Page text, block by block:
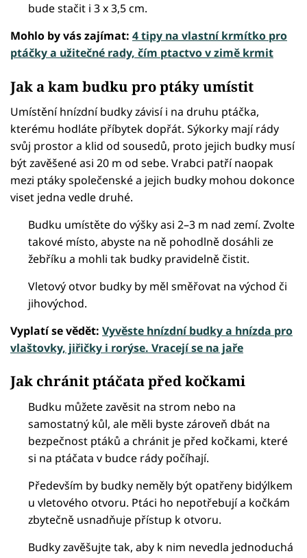
bude stačit i 3 x 3,5 cm.
Mohlo by vás zajímat: 4 tipy na vlastní krmítko pro
ptáčky a užitečné rady, čím ptactvo v zimě krmit
Jak a kam budku pro ptáky umístit
Umístění hnízdní budky závisí i na druhu ptáčka,
kterému hodláte příbytek dopřát. Sýkorky mají rády
svůj prostor a klid od sousedů, proto jejich budky musí
být zavěšené asi 20 m od sebe. Vrabci patří naopak
mezi ptáky společenské a jejich budky mohou dokonce
viset jedna vedle druhé.
Budku umístěte do výšky asi 2–3 m nad zemí. Zvolte
takové místo, abyste na ně pohodlně dosáhli ze
žebříku a mohli tak budky pravidelně čistit.
Vletový otvor budky by měl směřovat na východ či
jihovýchod.
Vyplatí se vědět: Vyvěste hnízdní budky a hnízda pro
vlaštovky, jiřičky i rorýse. Vracejí se na jaře
Jak chránit ptáčata před kočkami
Budku můžete zavěsit na strom nebo na
samostatný kůl, ale měli byste zároveň dbát na
bezpečnost ptáků a chránit je před kočkami, které
si na ptáčata v budce rády počíhají.
Především by budky neměly být opatřeny bidýlkem
u vletového otvoru. Ptáci ho nepotřebují a kočkám
zbytečně usnadňuje přístup k otvoru.
Budky zavěšujte tak, aby k nim nevedla jednoduchá